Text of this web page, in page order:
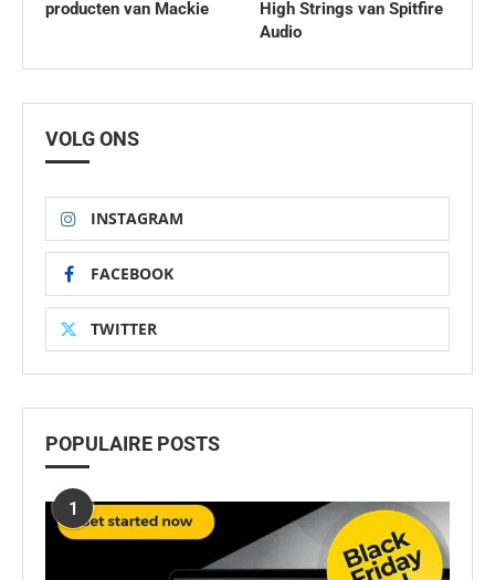
producten van Mackie
High Strings van Spitfire
Audio
VOLG ONS
INSTAGRAM
FACEBOOK
TWITTER
POPULAIRE POSTS
1